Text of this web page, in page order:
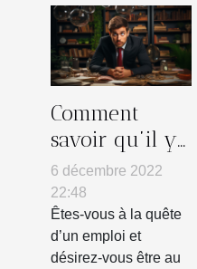
Comment
savoir qu’il y
a une offre
d’emploi
disponible ?
6 décembre 2022
22:48
Êtes-vous à la quête
d’un emploi et
désirez-vous être au